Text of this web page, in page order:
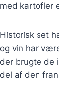
med kartofler
Historisk set
og vin har
der brugte de
del af den